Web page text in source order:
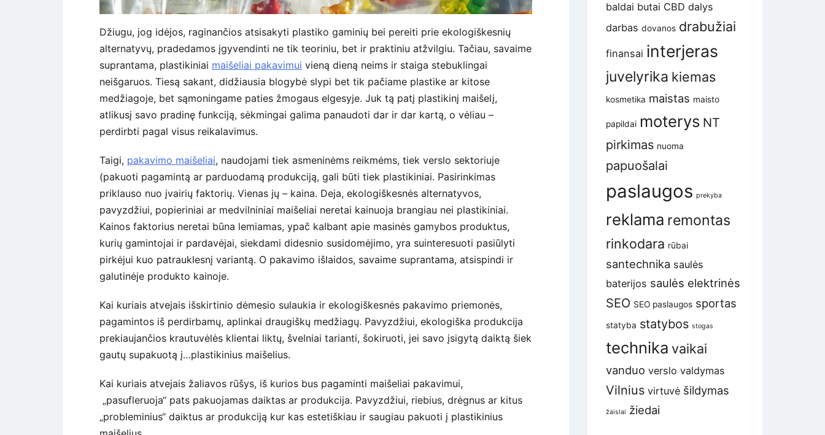
Džiugu, jog idėjos, raginančios atsisakyti plastiko gaminių bei pereiti prie ekologiškesnių
alternatyvų, pradedamos įgyvendinti ne tik teoriniu, bet ir praktiniu atžvilgiu. Tačiau, savaime
suprantama, plastikiniai maišeliai pakavimui vieną dieną neims ir staiga stebuklingai
neišgaruos. Tiesą sakant, didžiausia blogybė slypi bet tik pačiame plastike ar kitose
medžiagoje, bet sąmoningame paties žmogaus elgesyje. Juk tą patį plastikinį maišelį,
atlikusį savo pradinę funkciją, sėkmingai galima panaudoti dar ir dar kartą, o vėliau –
perdirbti pagal visus reikalavimus.
Taigi, pakavimo maišeliai, naudojami tiek asmeninėms reikmėms, tiek verslo sektoriuje
(pakuoti pagamintą ar parduodamą produkciją, gali būti tiek plastikiniai. Pasirinkimas
priklauso nuo įvairių faktorių. Vienas jų – kaina. Deja, ekologiškesnės alternatyvos,
pavyzdžiui, popieriniai ar medvilniniai maišeliai neretai kainuoja brangiau nei plastikiniai.
Kainos faktorius neretai būna lemiamas, ypač kalbant apie masinės gamybos produktus,
kurių gamintojai ir pardavėjai, siekdami didesnio susidomėjimo, yra suinteresuoti pasiūlyti
pirkėjui kuo patrauklesnį variantą. O pakavimo išlaidos, savaime suprantama, atsispindi ir
galutinėje produkto kainoje.
Kai kuriais atvejais išskirtinio dėmesio sulaukia ir ekologiškesnės pakavimo priemonės,
pagamintos iš perdirbamų, aplinkai draugiškų medžiagų. Pavyzdžiui, ekologiška produkcija
prekiaujančios krautuvėlės klientai liktų, švelniai tarianti, šokiruoti, jei savo įsigytą daiktą šiek
gautų supakuotą į…plastikinius maišelius.
Kai kuriais atvejais žaliavos rūšys, iš kurios bus pagaminti maišeliai pakavimui,
„pasufleruoja“ pats pakuojamas daiktas ar produkcija. Pavyzdžiui, riebius, drėgnus ar kitus
„probleminius“ daiktus ar produkciją kur kas estetiškiau ir saugiau pakuoti į plastikinius
baldai butai CBD dalys
darbas dovanos drabužiai
finansai interjeras
juvelyrika kiemas
kosmetika maistas maisto
papildai moterys NT
pirkimas nuoma
papuošalai
paslaugos prekyba
reklama remontas
rinkodara rūbai
santechnika saulės
baterijos saulės elektrinės
SEO SEO paslaugos sportas
statyba statybos stogas
technika vaikai
vanduo verslo valdymas
Vilnius virtuvė šildymas
žaislai žiedai